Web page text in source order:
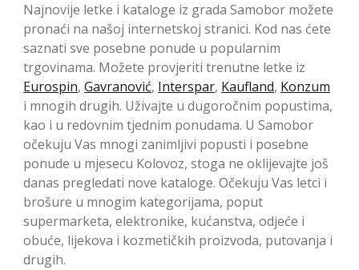
Najnovije letke i kataloge iz grada Samobor možete
pronaći na našoj internetskoj stranici. Kod nas ćete
saznati sve posebne ponude u popularnim
trgovinama. Možete provjeriti trenutne letke iz
Eurospin, Gavranović, Interspar, Kaufland, Konzum
i mnogih drugih. Uživajte u dugoročnim popustima,
kao i u redovnim tjednim ponudama. U Samobor
očekuju Vas mnogi zanimljivi popusti i posebne
ponude u mjesecu Kolovoz, ​​stoga ne oklijevajte još
danas pregledati nove kataloge. Očekuju Vas letci i
brošure u mnogim kategorijama, poput
supermarketa, elektronike, kućanstva, odjeće i
obuće, lijekova i kozmetičkih proizvoda, putovanja i
drugih.